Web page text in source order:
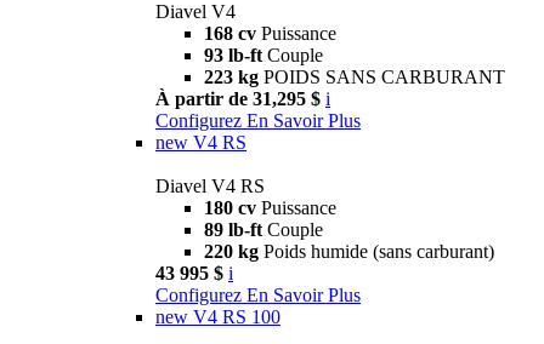
Diavel V4
168 cv Puissance
93 lb-ft Couple
223 kg POIDS SANS CARBURANT
À partir de 31,295 $ i
Configurez En Savoir Plus
new V4 RS
Diavel V4 RS
180 cv Puissance
89 lb-ft Couple
220 kg Poids humide (sans carburant)
43 995 $ i
Configurez En Savoir Plus
new V4 RS 100